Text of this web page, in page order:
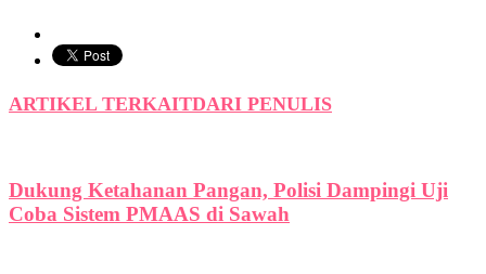
ARTIKEL TERKAITDARI PENULIS
Dukung Ketahanan Pangan, Polisi Dampingi Uji
Coba Sistem PMAAS di Sawah